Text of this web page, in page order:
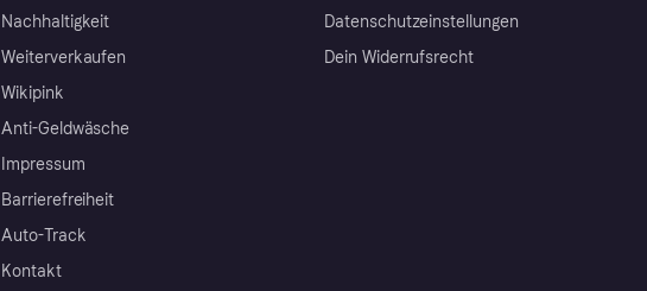
Nachhaltigkeit
Weiterverkaufen
Wikipink
Anti-Geldwäsche
Impressum
Barrierefreiheit
Auto-Track
Kontakt
Datenschutzeinstellungen
Dein Widerrufsrecht